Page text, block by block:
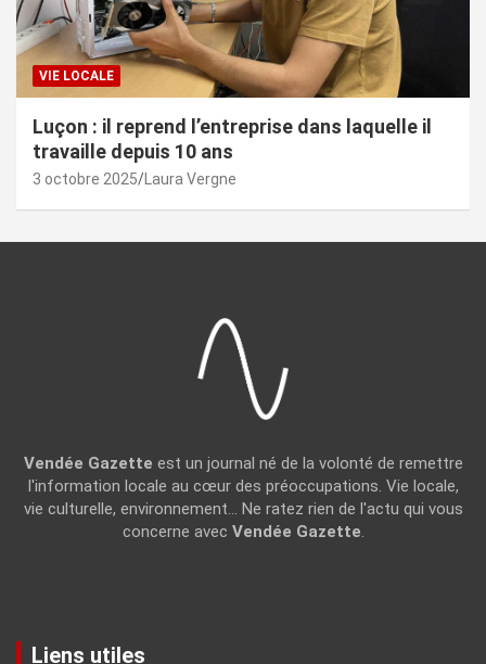
VIE LOCALE
Luçon : il reprend l’entreprise dans laquelle il
travaille depuis 10 ans
3 octobre 2025 Laura Vergne
Vendée Gazette est un journal né de la volonté de remettre
l'information locale au cœur des préoccupations. Vie locale,
vie culturelle, environnement... Ne ratez rien de l'actu qui vous
concerne avec Vendée Gazette.
Liens utiles